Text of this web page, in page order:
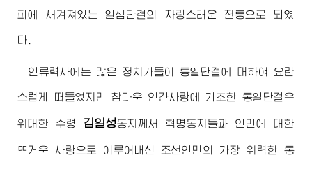
피에 새겨져있는 일심단결의 자랑스러운 전통으로 되였
다.
인류력사에는 많은 정치가들이 통일단결에 대하여 요란
스럽게 떠들었지만 참다운 인간사랑에 기초한 통일단결은
위대한 수령 김일성동지 께서 혁명동지들과 인민에 대한
뜨거운 사랑으로 이루어내신 조선인민의 가장 위력한 통